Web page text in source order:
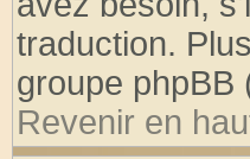
traduction.
groupe phpBB
Revenir en